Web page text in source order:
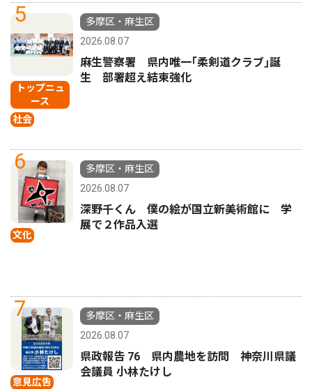
5
トップニュ
ース
社会
多摩区・麻生区
2026.08.07
麻生警察署 県内唯一｢柔剣道クラブ｣誕
生 部署超え結束強化
6
文化
多摩区・麻生区
2026.08.07
深野千くん 僕の絵が国立新美術館に 学
展で２作品入選
7
意見広告
多摩区・麻生区
2026.08.07
県政報告 76 県内農地を訪問 神奈川県議
会議員 小林たけし